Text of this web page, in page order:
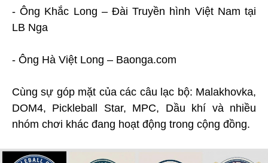
- Ông Khắc Long – Đài Truyền hình Việt Nam tại
LB Nga
- Ông Hà Việt Long – Baonga.com
Cùng sự góp mặt của các câu lạc bộ: Malakhovka,
DOM4, Pickleball Star, MPC, Dầu khí và nhiều
nhóm chơi khác đang hoạt động trong cộng đồng.